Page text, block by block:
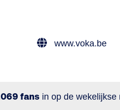
www.voka.be
fans in op de wekelijkse